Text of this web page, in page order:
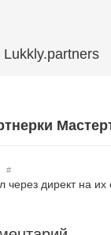
Lukkly.partners
#
через директ на